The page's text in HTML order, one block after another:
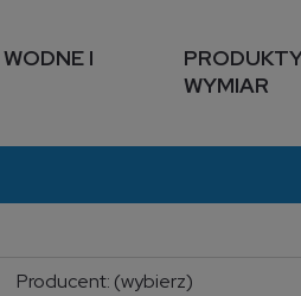
I
WYMIAR
Producent: (wybierz)